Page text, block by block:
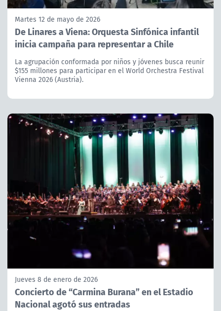
Martes 12 de mayo de 2026
De Linares a Viena: Orquesta Sinfónica infantil
inicia campaña para representar a Chile
La agrupación conformada por niños y jóvenes busca reunir
$155 millones para participar en el World Orchestra Festival
Vienna 2026 (Austria).
Jueves 8 de enero de 2026
Concierto de “Carmina Burana” en el Estadio
Nacional agotó sus entradas